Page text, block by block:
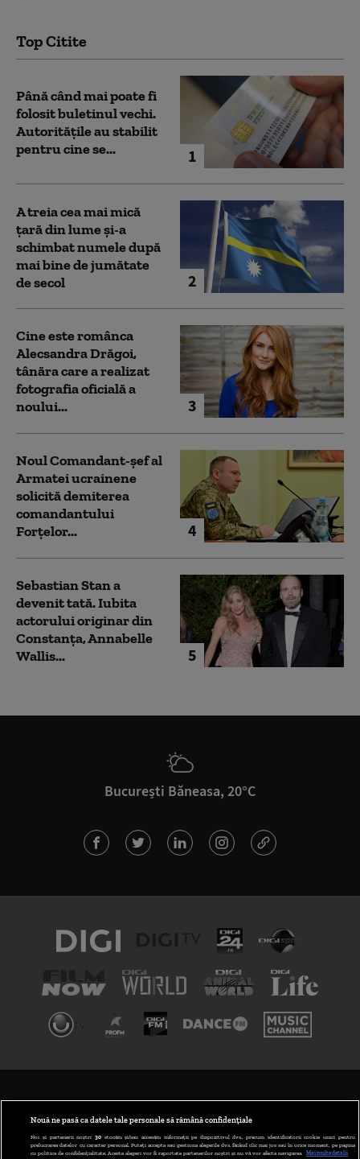
Top Citite
1
Până când mai poate fi
folosit buletinul vechi.
Autoritățile au stabilit
pentru cine se...
2
A treia cea mai mică
țară din lume și-a
schimbat numele după
mai bine de jumătate
de secol
3
Cine este românca
Alecsandra Drăgoi,
tânăra care a realizat
fotografia oficială a
noului...
4
Noul Comandant-șef al
Armatei ucrainene
solicită demiterea
comandantului
Forțelor...
5
Sebastian Stan a
devenit tată. Iubita
actorului originar din
Constanța, Annabelle
Wallis...
București Băneasa, 20°C
ABONARE DIGI TV
Nouă ne pasă ca datele tale personale să rămână confidențiale
Noi și partenerii noștri 30stocăm și/sau accesăm informații pe dispozitivul dvs., precum identificatorii cookie unici pentru
prelucrarea datelor cu caracter personal. Puteți accepta sau gestiona alegerile dvs. făcând clic mai jos sau în orice moment, pe pagina
cu politica de confidențialitate. Aceste alegeri vor fi raportate partenerilor noștri și nu vă vor afecta navigarea.
Mai multe detalii